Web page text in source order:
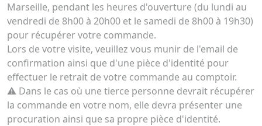
Marseille, pendant les heures d'ouverture (du lundi au
vendredi de 8h00 à 20h00 et le samedi de 8h00 à 19h30)
pour récupérer votre commande.
Lors de votre visite, veuillez vous munir de l'email de
confirmation ainsi que d'une pièce d'identité pour
effectuer le retrait de votre commande au comptoir.
⚠️ Dans le cas où une tierce personne devrait récupérer
la commande en votre nom, elle devra présenter une
procuration ainsi que sa propre pièce d'identité.